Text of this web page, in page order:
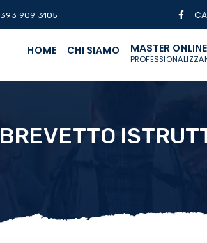
393 909 3105
HOME CHI SIAMO MASTER ONLINE
BREVETTO